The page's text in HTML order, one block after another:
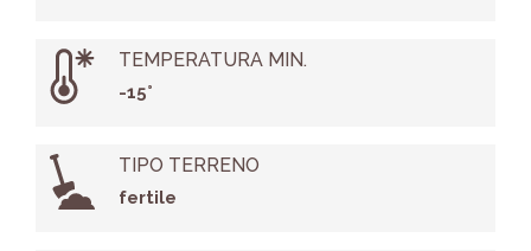
TEMPERATURA MIN.
-15°
TIPO TERRENO
fertile